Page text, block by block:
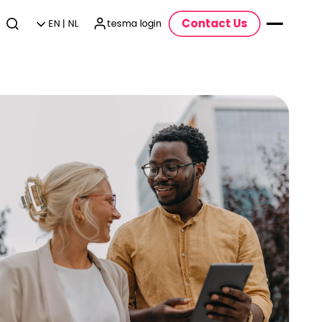
EN | NL tesma login Contact Us